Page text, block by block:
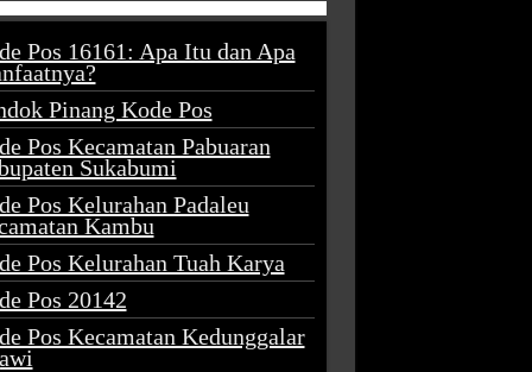
Pos 16161: Apa Itu dan Apa
Pinang Kode Pos
Pos Kecamatan Pabuaran
Sukabumi
Pos Kelurahan Padaleu
Kambu
Pos Kelurahan Tuah Karya
Pos 20142
Pos Kecamatan Kedunggalar